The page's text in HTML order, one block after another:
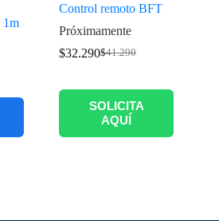
1m
Control remoto BFT
Próximamente
$41.290
$32.290
SOLICITA
AQUÍ